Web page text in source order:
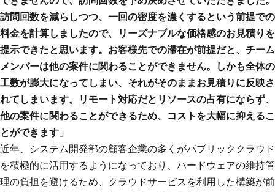
訪問回数を減らしつつ、一回の密度を濃くするという前提での
料金を計算しましたので、リーズナブルな価格感のお見積りを
提示できたと思います。お客様先での滞在が前提だと、チーム
メンバーは他の案件に関わることができません。しかも全体の
工数が膨大になってしまい、それがそのままお見積りに反映さ
れてしまいます。リモート対応だとリソースの占有にならず、
他の案件に関わることができるため、コストを大幅に抑えるこ
とができます」
近年、システム開発部の顧客企業の多くがパブリッククラウド
を積極的に活用するようになっており、ハードウェアの維持管
理の負担を避けるため、クラウドサービスを利用した構築が前